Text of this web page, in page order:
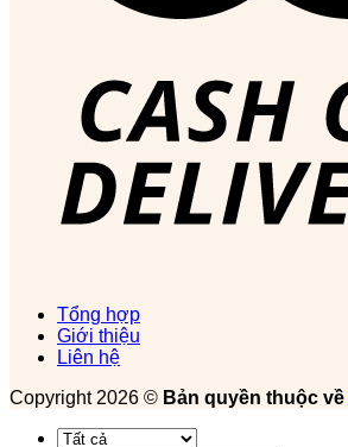
Tổng hợp
Giới thiệu
Liên hệ
Copyright 2026 © Bản quyền thuộc về